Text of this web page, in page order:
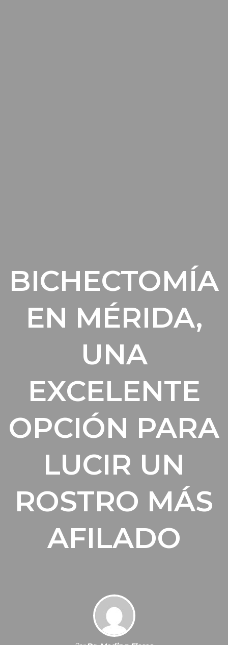
BICHECTOMÍA
EN MÉRIDA,
UNA
EXCELENTE
OPCIÓN PARA
LUCIR UN
ROSTRO MÁS
AFILADO